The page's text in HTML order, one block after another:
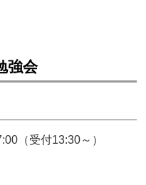
強会
（受付13:30～）